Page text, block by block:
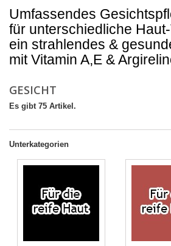
Umfassendes
für unterschiedliche
ein strahlendes &
mit Vitamin A,E &
GESICHT
Es gibt 75 Artikel.
Unterkategorien